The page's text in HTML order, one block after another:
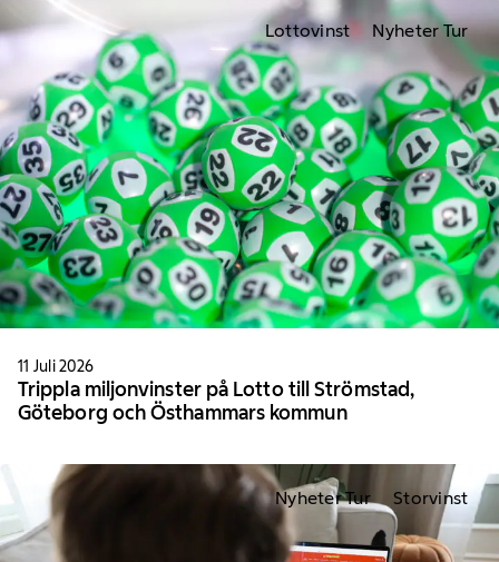
Lottovinst Nyheter Tur
11 Juli 2026
Trippla miljonvinster på Lotto till Strömstad,
Göteborg och Östhammars kommun
Nyheter Tur Storvinst